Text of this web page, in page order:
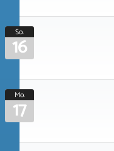
So.
16
Mo.
17